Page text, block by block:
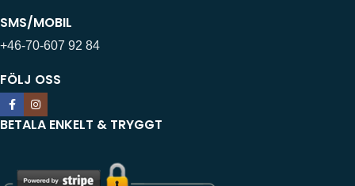
SMS/MOBIL
+46-70-607 92 84
FÖLJ OSS
BETALA ENKELT & TRYGGT